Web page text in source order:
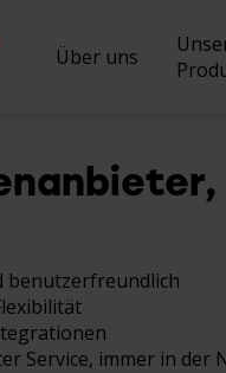
Über uns
benutzerfreundlich
Service, immer in der